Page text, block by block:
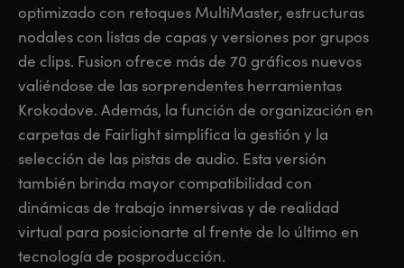
Studio
Medios
Capacitación
Especificaciones
Mexico
Malaysia
New Zealand
Norway
Poland
Portugal
Mexico
Malaysia
New Zealand
Norway
Poland
Portugal
optimizado con retoques MultiMaster, estructuras
nodales con listas de capas y versiones por grupos
de clips. Fusion ofrece más de 70 gráficos nuevos
valiéndose de las sorprendentes herramientas
Krokodove. Además, la función de organización en
carpetas de Fairlight simplifica la gestión y la
selección de las pistas de audio. Esta versión
también brinda mayor compatibilidad con
dinámicas de trabajo inmersivas y de realidad
virtual para posicionarte al frente de lo último en
tecnología de posproducción.